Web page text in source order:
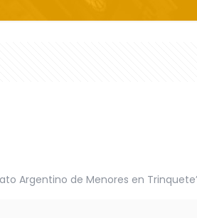
Argentino de Menores en